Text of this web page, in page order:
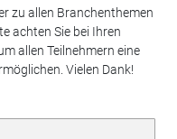
zu allen Branchenthemen
achten Sie bei Ihren
allen Teilnehmern eine
Vielen Dank!